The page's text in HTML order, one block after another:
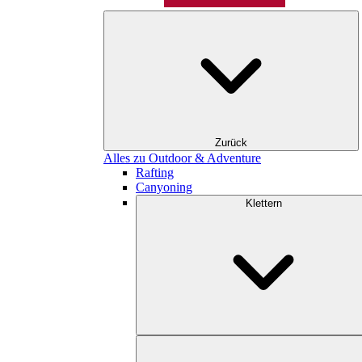
Zurück
Alles zu Outdoor & Adventure
Rafting
Canyoning
Klettern